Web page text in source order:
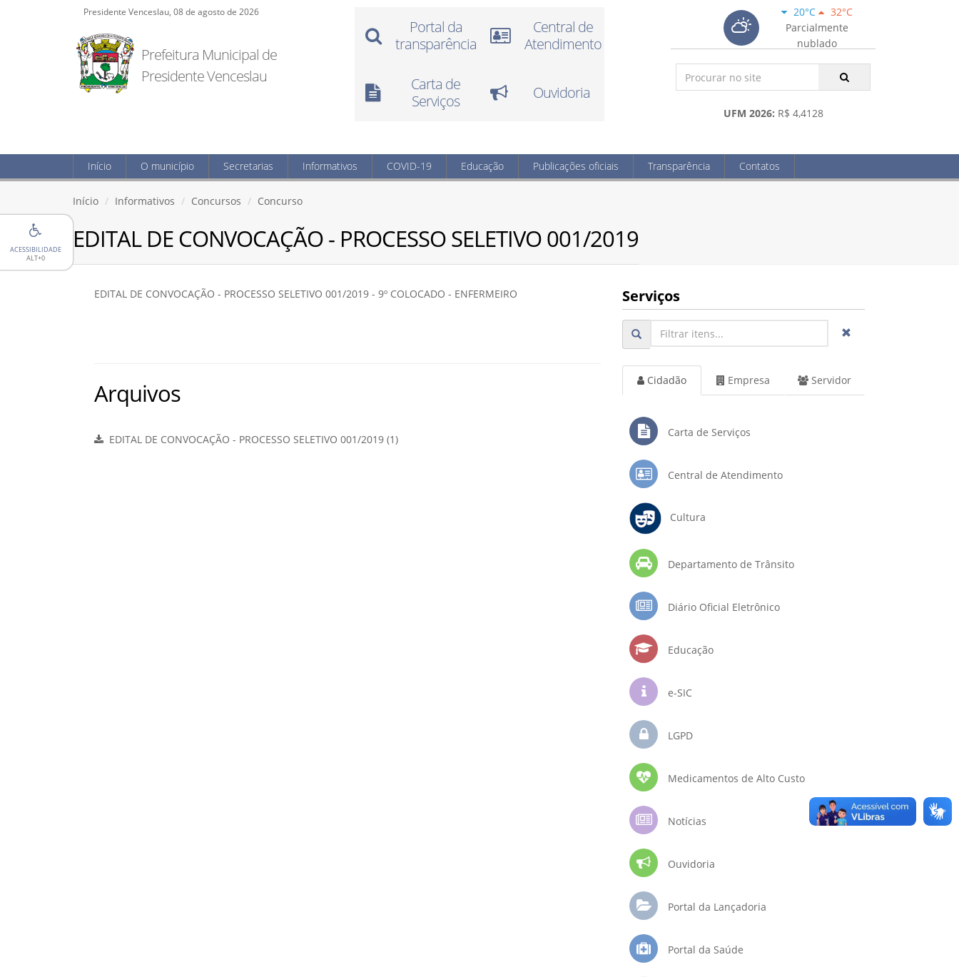
ACESSIBILIDADE
ALT+0
Presidente Venceslau, 08 de agosto de 2026
Prefeitura Municipal de
Presidente Venceslau
Portal da
transparência
Central de
Atendimento
Carta de
Serviços
Ouvidoria
20°C
32°C
Parcialmente
nublado
UFM 2026: R$ 4,4128
Início O município Secretarias Informativos COVID-19 Educação Publicações oficiais Transparência Contatos
Início Informativos Concursos Concurso
EDITAL DE CONVOCAÇÃO - PROCESSO SELETIVO 001/2019
EDITAL DE CONVOCAÇÃO - PROCESSO SELETIVO 001/2019 - 9º COLOCADO - ENFERMEIRO
Arquivos
EDITAL DE CONVOCAÇÃO - PROCESSO SELETIVO 001/2019 (1)
Serviços
Cidadão Empresa Servidor
Carta de Serviços
Central de Atendimento
Cultura
Departamento de Trânsito
Diário Oficial Eletrônico
Educação
e-SIC
LGPD
Medicamentos de Alto Custo
Notícias
Ouvidoria
Portal da Lançadoria
Portal da Saúde